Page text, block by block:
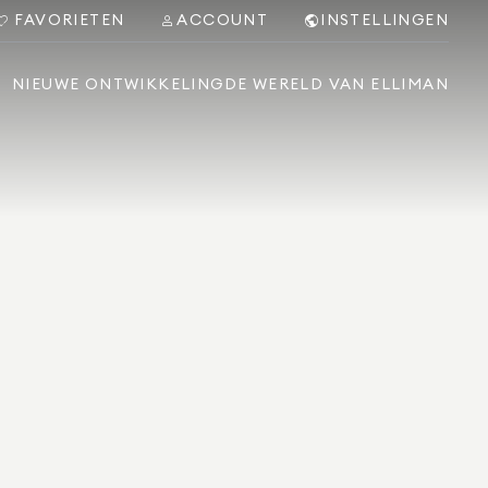
FAVORIETEN ACCOUNT INSTELLINGEN
NIEUWE ONTWIKKELING DE WERELD VAN ELLIMAN